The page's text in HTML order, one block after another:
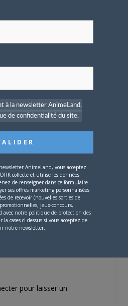
0
0
: «
pour laisser un
à la newsletter AnimeLand,
de confidentialité du site.
AnimeLand, vous acceptez
collecte et utilise les données
de renseigner dans ce formulaire
ses offres marketing personnalisées
de recevoir (nouvelles sorties de
jeux-concours,
avec notre politique de protection des
la cases ci-dessus si vous acceptez de
notre newsletter.